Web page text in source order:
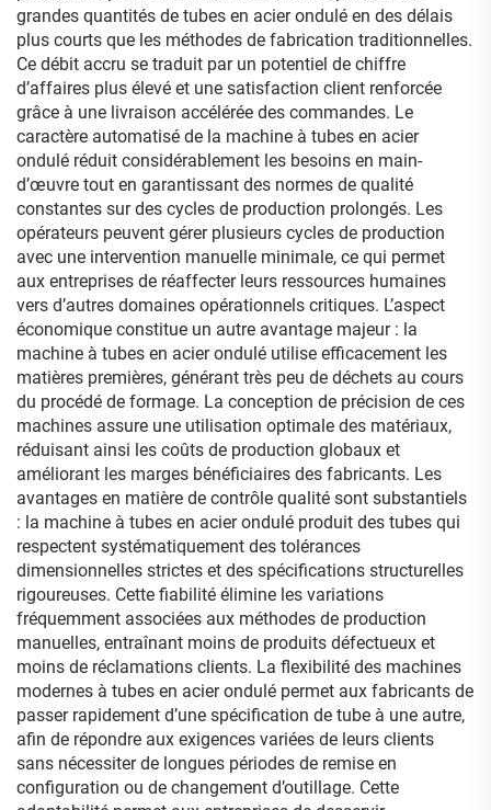
grandes quantités de tubes en acier ondulé en des délais
plus courts que les méthodes de fabrication traditionnelles.
Ce débit accru se traduit par un potentiel de chiffre
d’affaires plus élevé et une satisfaction client renforcée
grâce à une livraison accélérée des commandes. Le
caractère automatisé de la machine à tubes en acier
ondulé réduit considérablement les besoins en main-
d’œuvre tout en garantissant des normes de qualité
constantes sur des cycles de production prolongés. Les
opérateurs peuvent gérer plusieurs cycles de production
avec une intervention manuelle minimale, ce qui permet
aux entreprises de réaffecter leurs ressources humaines
vers d’autres domaines opérationnels critiques. L’aspect
économique constitue un autre avantage majeur : la
machine à tubes en acier ondulé utilise efficacement les
matières premières, générant très peu de déchets au cours
du procédé de formage. La conception de précision de ces
machines assure une utilisation optimale des matériaux,
réduisant ainsi les coûts de production globaux et
améliorant les marges bénéficiaires des fabricants. Les
avantages en matière de contrôle qualité sont substantiels
: la machine à tubes en acier ondulé produit des tubes qui
respectent systématiquement des tolérances
dimensionnelles strictes et des spécifications structurelles
rigoureuses. Cette fiabilité élimine les variations
fréquemment associées aux méthodes de production
manuelles, entraînant moins de produits défectueux et
moins de réclamations clients. La flexibilité des machines
modernes à tubes en acier ondulé permet aux fabricants de
passer rapidement d’une spécification de tube à une autre,
afin de répondre aux exigences variées de leurs clients
sans nécessiter de longues périodes de remise en
configuration ou de changement d’outillage. Cette